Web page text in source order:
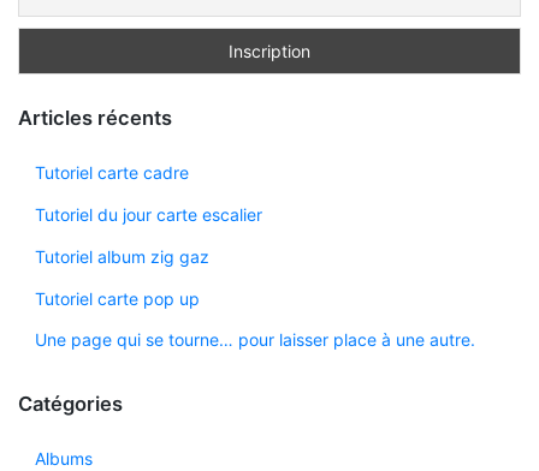
Articles récents
Tutoriel carte cadre
Tutoriel du jour carte escalier
Tutoriel album zig gaz
Tutoriel carte pop up
Une page qui se tourne… pour laisser place à une autre.
Catégories
Albums